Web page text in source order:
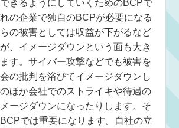
きるようにしていくためのBCPで
の企業で独自のBCPが必要になる
の被害としては収益が下がるなど
、イメージダウンという面も大き
す。サイバー攻撃などでも被害を
の批判を浴びてイメージダウンし
ほか会社でのストライキや待遇の
ージダウンになったりします。そ
では重要になります。自社の立